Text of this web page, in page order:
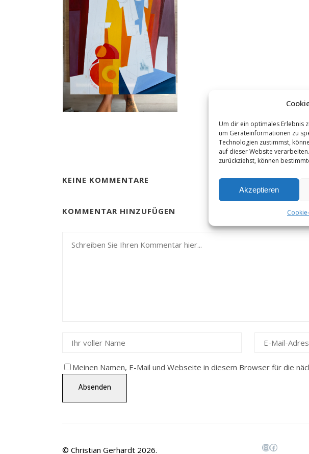
Um dir ein optimales Erlebnis
um Geräteinformationen zu
Technologien zustimmst,
auf dieser Website
zurückziehst, können
Akzeptieren
KEINE KOMMENTARE
KOMMENTAR HINZUFÜGEN
Meinen Namen, E-Mail und Webseite in diesem Browser für die
© Christian Gerhardt 2026.